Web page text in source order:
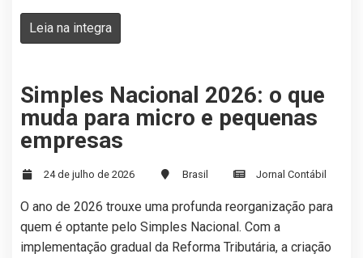
Leia na integra
Simples Nacional 2026: o que
muda para micro e pequenas
empresas
24 de julho de 2026 Brasil Jornal Contábil
O ano de 2026 trouxe uma profunda reorganização para
quem é optante pelo Simples Nacional. Com a
implementação gradual da Reforma Tributária, a criação